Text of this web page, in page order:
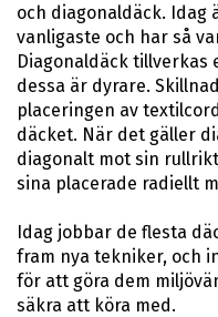
och diagonaldäck. Idag är det radialdäcket som är det
vanligaste och har så
Diagonaldäck tillverkas
dessa är dyrare.
placeringen av
däcket. När det gäller
diagonalt mot sin
sina placerade radiellt
Idag jobbar de flesta
fram nya tekniker, och
för att göra dem
säkra att köra med.